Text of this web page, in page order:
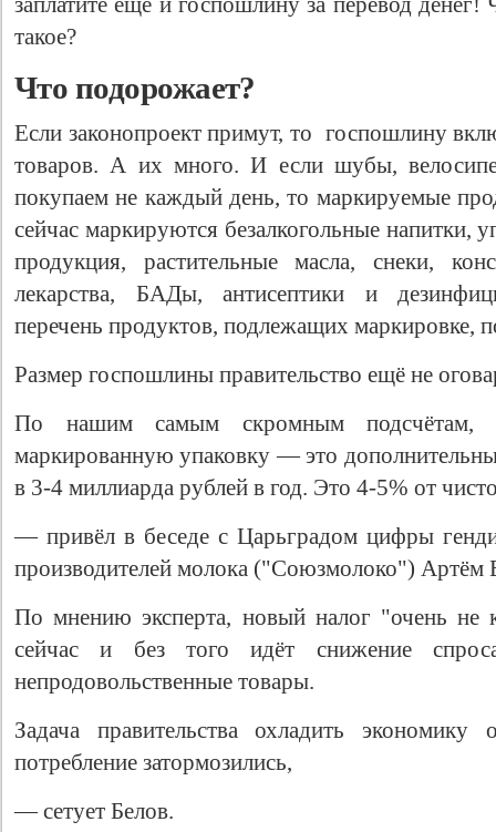
такое?
Что подорожает?
Если законопроект примут, то госпошлину
товаров. А их много. И если шубы,
покупаем не каждый день, то маркируемые
сейчас маркируются безалкогольные напитки,
продукция, растительные масла, снеки,
лекарства, БАДы, антисептики и
перечень продуктов, подлежащих маркировке,
Размер госпошлины правительство ещё не
По нашим самым скромным
маркированную упаковку — это
в 3-4 миллиарда рублей в год. Это 4-5% от
— привёл в беседе с Царьградом цифры
производителей молока ("Союзмолоко") Артём
По мнению эксперта, новый налог "очень
сейчас и без того идёт снижение
непродовольственные товары.
Задача правительства охладить
потребление затормозились,
— сетует Белов.
Свидетельство